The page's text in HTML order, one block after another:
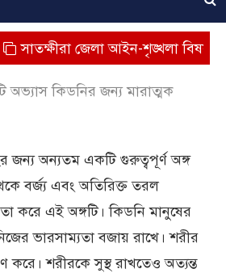
জেলা আইন-শৃঙ্খলা বিষয়ক মাসিক
অভ্যাস কিডনির জন্য মারাত্মক
জন্য অন্যতম একটি গুরুত্বপূর্ণ অঙ্গ
বর্জ্য এবং অতিরিক্ত তরল
করে এই অঙ্গটি। কিডনি মানুষের
ভারসাম্যতা বজায় রাখে। শরীর
করে। শরীরকে সুস্থ রাখতেও অত্যন্ত